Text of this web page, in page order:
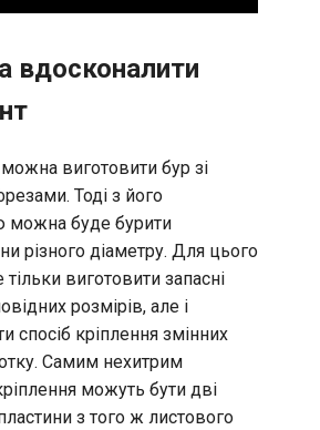
вдосконалити
виготовити бур зі
Тоді з його
можна буде бурити
різного діаметру. Для цього
тільки виготовити запасні
розмірів, але і
спосіб кріплення змінних
Самим нехитрим
можуть бути дві
з того ж листового